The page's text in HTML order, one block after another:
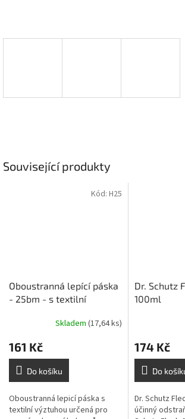
Související produkty
Oboustranná lepící páska
- 25bm - s textilní
Skladem (17,64 ks)
161 Kč
Do košíku
Oboustranná lepicí páska s
textilní výztuhou určená pro
Kód: H25
Dr. Schutz
100ml
174 Kč
Do
Dr. Schutz
účinný